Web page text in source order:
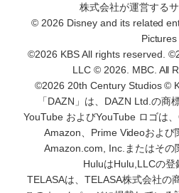
株式会社が運営するサ
© 2026 Disney and its related
Pictures
©2026 KBS All rights reserved.
LLC © 2026. MBC. All
©2026 20th Century Studios ©
「DAZN」は、DAZN Ltd.の商
YouTube およびYouTube ロゴは
Amazon、Prime Videoおよび
Amazon.com, Inc.またはその
HuluはHulu,LLCの登
TELASAは、TELASA株式会社の